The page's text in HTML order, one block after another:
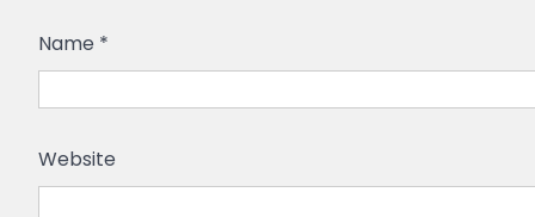
Name *
Website